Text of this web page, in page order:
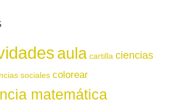
aula cartilla ciencias
sociales colorear
matemática